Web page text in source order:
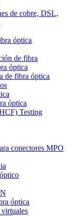
de cobre, DSL,
óptica
de fibra
óptica
de fibra óptica
óptica
Testing
conectores MPO
óptica